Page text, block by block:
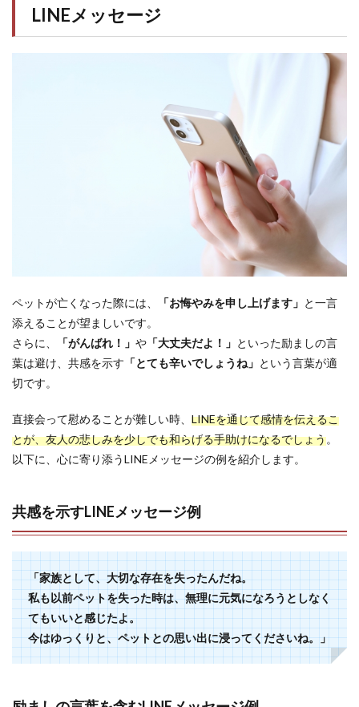
LINEメッセージ
ペットが亡くなった際には、 「お悔やみを申し上げます」 と一言
添えることが望ましいです。
さらに、
「がんばれ！」 や 「大丈夫だよ！」 といった励ましの言
葉は避け、共感を示す 「とても辛いでしょうね」 という言葉が適
切です。
直接会って慰めることが難しい時、 LINEを通じて感情を伝えるこ
とが、友人の悲しみを少しでも和らげる手助けになるでしょう。
以下に、心に寄り添うLINEメッセージの例を紹介します。
共感を示すLINEメッセージ例
「家族として、大切な存在を失ったんだね。
私も以前ペットを失った時は、無理に元気になろうとしなく
てもいいと感じたよ。
今はゆっくりと、ペットとの思い出に浸ってくださいね。」